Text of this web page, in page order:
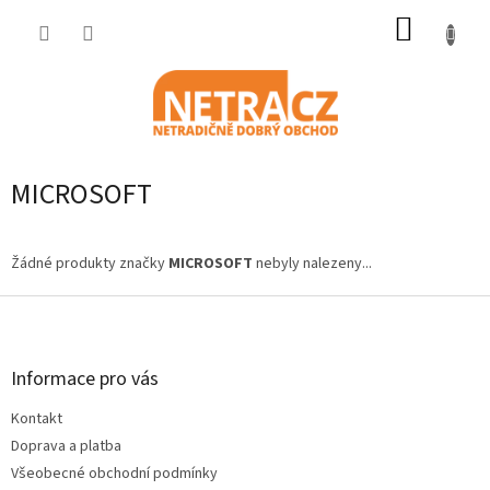
MICROSOFT
Žádné produkty značky MICROSOFT nebyly nalezeny...
Z
Informace pro vás
Kontakt
Doprava a platba
Všeobecné obchodní podmínky